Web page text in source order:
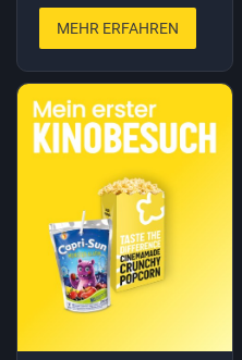
MEHR ERFAHREN